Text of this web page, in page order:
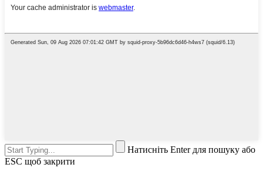
Натисніть Enter для пошуку або
ESC щоб закрити